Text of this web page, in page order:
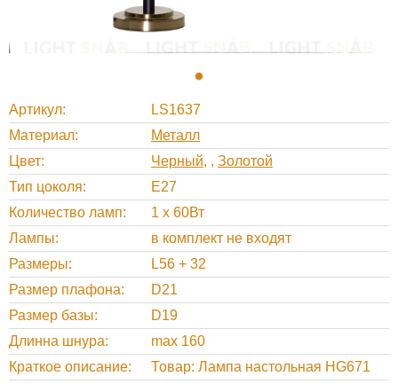
Артикул
LS1637
Материал
Металл
Цвет
Черный , Золотой
Тип цоколя
E27
Количество ламп
1 x 60Вт
Лампы
в комплект не входят
Размеры
L56 + 32
Размер плафона
D21
Размер базы
D19
Длинна шнура
max 160
Краткое описание
Товар: Лампа настольная HG671